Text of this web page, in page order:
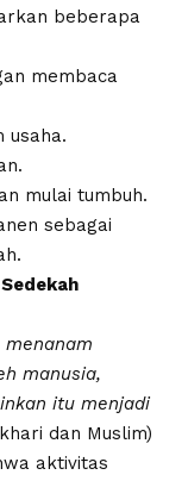
beberapa
membaca
usaha.
mulai tumbuh.
sebagai
manusia,
itu menjadi
dan Muslim)
aktivitas